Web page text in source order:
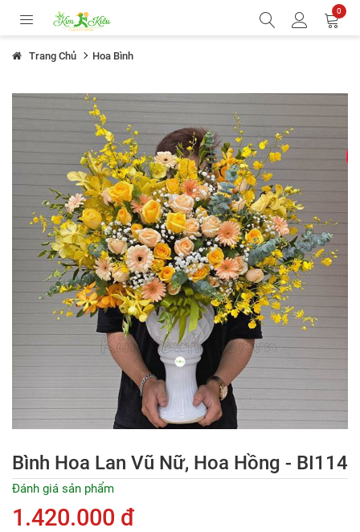
0
Trang Chủ Hoa Bình
Bình Hoa Lan Vũ Nữ, Hoa Hồng - BI114
Đánh giá sản phẩm
1.420.000 đ